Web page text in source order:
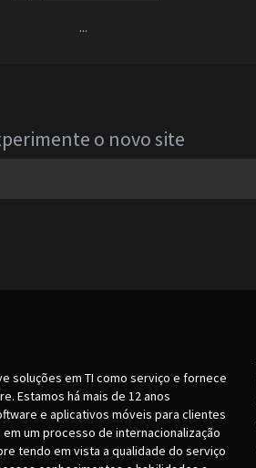
...
o novo site
soluções em TI como serviço e fornece
Estamos há mais de 12 anos
e aplicativos móveis para clientes
um processo de internacionalização
tendo em vista a qualidade do serviço